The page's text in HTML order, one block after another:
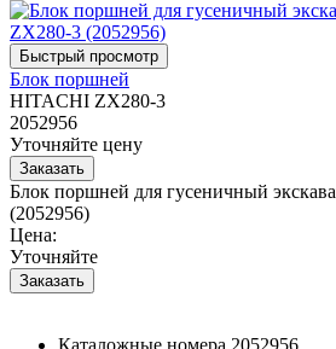
Блок поршней
HITACHI ZX280-3
2052956
Уточняйте цену
Блок поршней для гусеничный
(2052956)
Цена:
Уточняйте
Каталожные номера 2052956